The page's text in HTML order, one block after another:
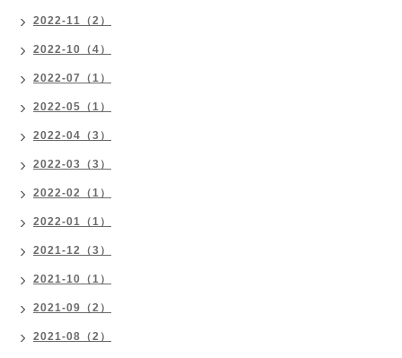
2022-11（2）
2022-10（4）
2022-07（1）
2022-05（1）
2022-04（3）
2022-03（3）
2022-02（1）
2022-01（1）
2021-12（3）
2021-10（1）
2021-09（2）
2021-08（2）